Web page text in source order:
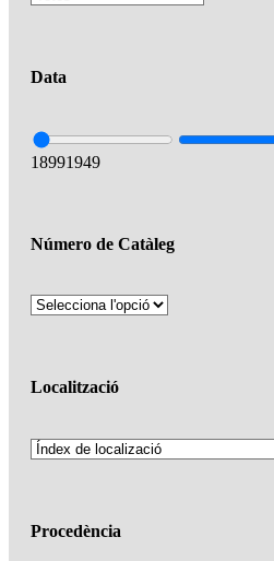
Data
18991949
Número de Catàleg
Localització
Procedència